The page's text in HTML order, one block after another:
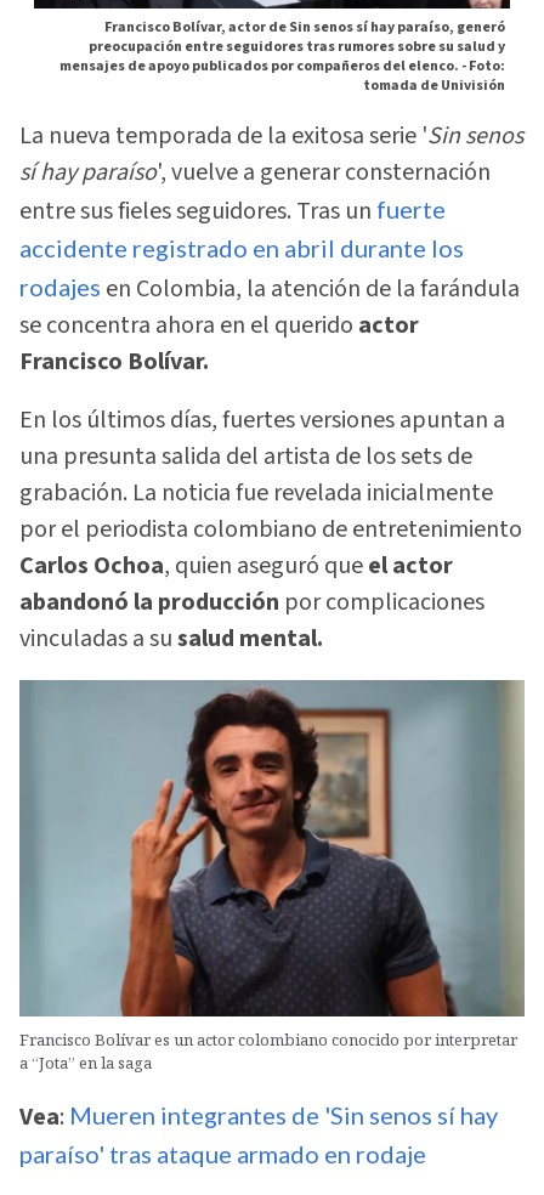
Francisco Bolívar, actor de Sin senos sí hay paraíso, generó
preocupación entre seguidores tras rumores sobre su salud y
mensajes de apoyo publicados por compañeros del elenco. -Foto:
tomada de Univisión
La nueva temporada de la exitosa serie 'Sin senos
sí hay paraíso', vuelve a generar consternación
entre sus fieles seguidores. Tras un fuerte
accidente registrado en abril durante los
rodajes en Colombia, la atención de la farándula
se concentra ahora en el querido actor
Francisco Bolívar.
En los últimos días, fuertes versiones apuntan a
una presunta salida del artista de los sets de
grabación. La noticia fue revelada inicialmente
por el periodista colombiano de entretenimiento
Carlos Ochoa, quien aseguró queel actor
abandonó la producción por complicaciones
vinculadas a susalud mental.
Francisco Bolívar es un actor colombiano conocido por interpretar
a “Jota” en la saga
Vea: Mueren integrantes de 'Sin senos sí hay
paraíso' tras ataque armado en rodaje